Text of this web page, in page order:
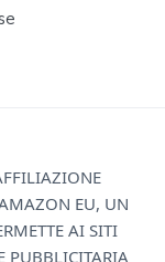
EU, UN
AI SITI
PUBBLICITARIA